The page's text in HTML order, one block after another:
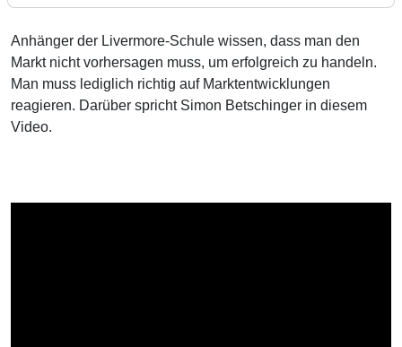
Anhänger der Livermore-Schule wissen, dass man den
Markt nicht vorhersagen muss, um erfolgreich zu handeln.
Man muss lediglich richtig auf Marktentwicklungen
reagieren. Darüber spricht Simon Betschinger in diesem
Video.